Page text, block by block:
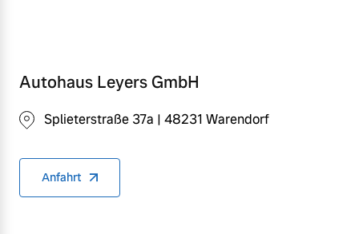
Autohaus Leyers GmbH
Splieterstraße 37a | 48231 Warendorf
Anfahrt